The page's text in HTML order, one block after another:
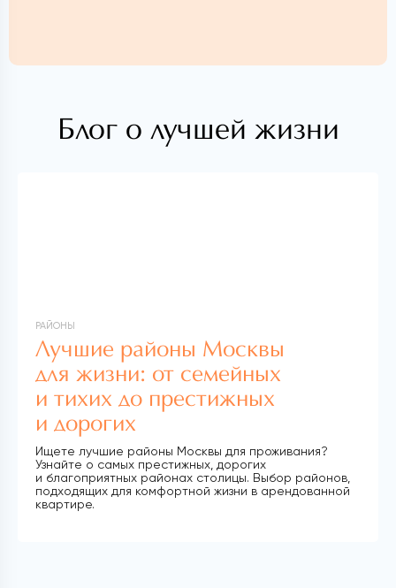
Блог о лучшей жизни
РАЙОНЫ
Лучшие районы Москвы
для жизни: от семейных
и тихих до престижных
и дорогих
Ищете лучшие районы Москвы для проживания?
Узнайте о самых престижных, дорогих
и благоприятных районах столицы. Выбор районов,
подходящих для комфортной жизни в арендованной
квартире.